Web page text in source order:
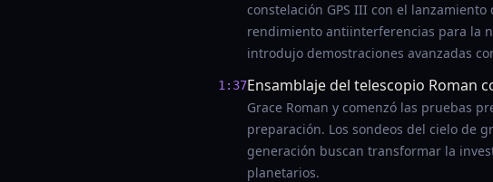
constelación GPS III con el
rendimiento antiinterferencias para la
introdujo demostraciones avanzadas
1:37Ensamblaje del telescopio Roman
Grace Roman y comenzó las pruebas
preparación. Los sondeos del cielo de
generación buscan transformar la
planetarios.